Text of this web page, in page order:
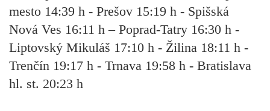
mesto 14:39 h - Prešov 15:19 h - Spišská
Nová Ves 16:11 h – Poprad-Tatry 16:30 h -
Liptovský Mikuláš 17:10 h - Žilina 18:11 h -
Trenčín 19:17 h - Trnava 19:58 h - Bratislava
hl. st. 20:23 h